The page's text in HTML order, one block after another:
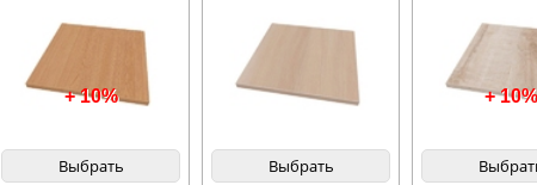
+ 10%
Выбрать Выбрать
+ 10%